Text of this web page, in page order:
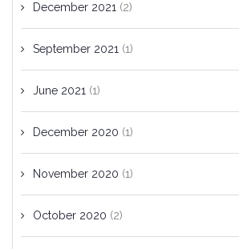
December 2021 (2)
September 2021 (1)
June 2021 (1)
December 2020 (1)
November 2020 (1)
October 2020 (2)